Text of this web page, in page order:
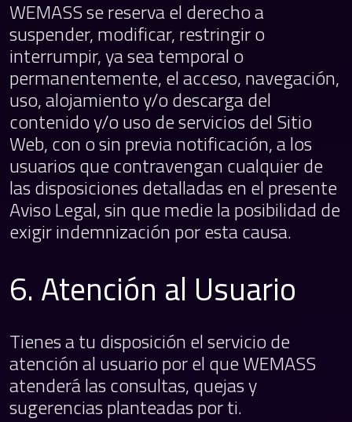
WEMASS se reserva el derecho a
suspender, modificar, restringir o
interrumpir, ya sea temporal o
permanentemente, el acceso, navegación,
uso, alojamiento y/o descarga del
contenido y/o uso de servicios del Sitio
Web, con o sin previa notificación, a los
usuarios que contravengan cualquier de
las disposiciones detalladas en el presente
Aviso Legal, sin que medie la posibilidad de
exigir indemnización por esta causa.
6. Atención al Usuario
Tienes a tu disposición el servicio de
atención al usuario por el que WEMASS
atenderá las consultas, quejas y
sugerencias planteadas por ti.